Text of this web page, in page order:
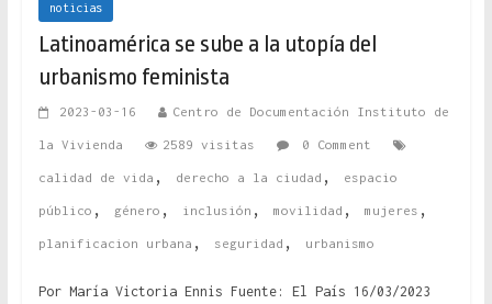
noticias
Latinoamérica se sube a la utopía del
urbanismo feminista
2023-03-16 Centro de Documentación Instituto de
la Vivienda 2589 visitas 0 Comment
calidad de vida , derecho a la ciudad , espacio
público , género , inclusión , movilidad , mujeres ,
planificacion urbana , seguridad , urbanismo
Por María Victoria Ennis Fuente: El País 16/03/2023